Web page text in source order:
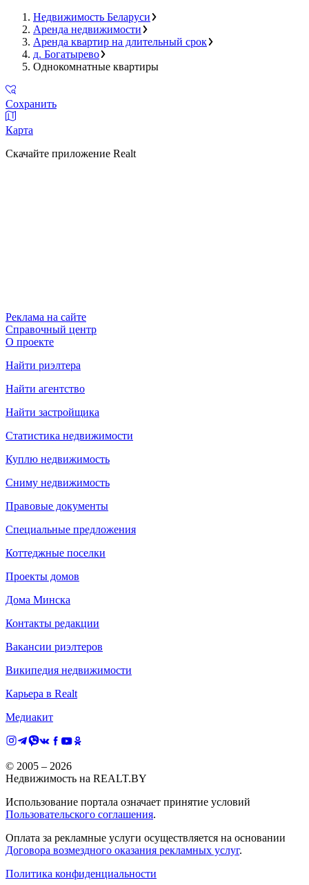
Недвижимость Беларуси
Аренда недвижимости
Аренда квартир на длительный срок
д. Богатырево
Однокомнатные квартиры
Сохранить
Карта
Скачайте приложение Realt
Реклама на сайте
Справочный центр
О проекте
Найти риэлтера
Найти агентство
Найти застройщика
Статистика недвижимости
Куплю недвижимость
Сниму недвижимость
Правовые документы
Специальные предложения
Коттеджные поселки
Проекты домов
Дома Минска
Контакты редакции
Вакансии риэлтеров
Википедия недвижимости
Карьера в Realt
Медиакит
© 2005 – 2026
Недвижимость на REALT.BY
Использование портала означает принятие условий
Пользовательского соглашения.
Оплата за рекламные услуги осуществляется на основании
Договора возмездного оказания рекламных услуг.
Политика конфиденциальности